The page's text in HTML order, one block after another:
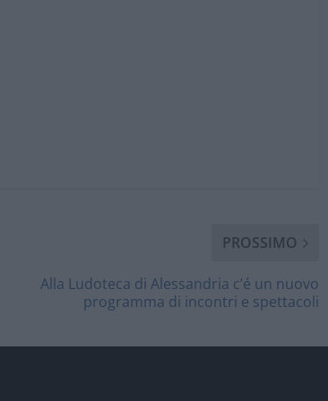
PROSSIMO
Alla Ludoteca di Alessandria c’é un nuovo
programma di incontri e spettacoli